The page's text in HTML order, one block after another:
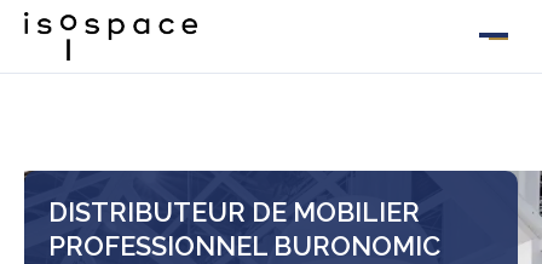
DISTRIBUTEUR DE MOBILIER
PROFESSIONNEL BURONOMIC